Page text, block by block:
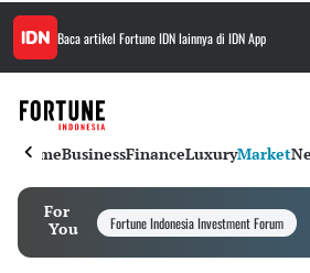
Baca artikel Fortune IDNlainnya di IDN App
HomeBusinessFinanceLuxuryMarket
For
You
Fortune Indonesia Investment Forum